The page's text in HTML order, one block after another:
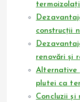
construcții
renovări și
Alternative
plutei ca
Concluzii